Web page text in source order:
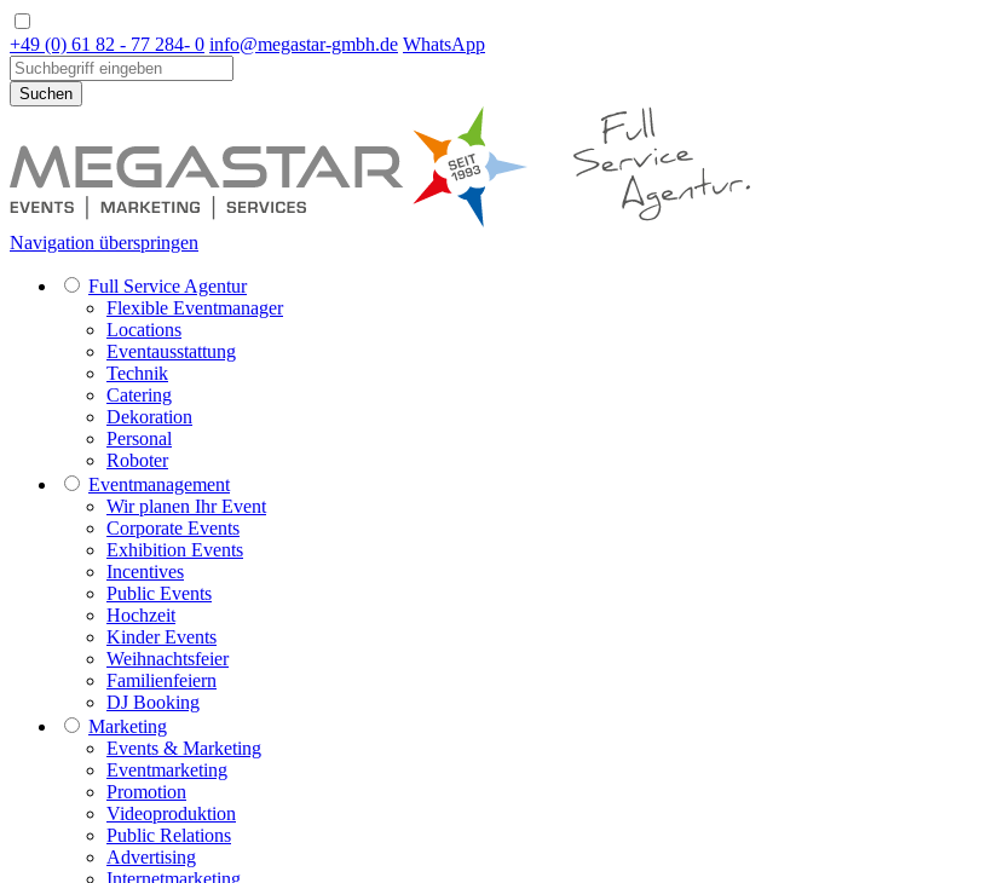
+49 (0) 61 82 - 77 284- 0 info@megastar-gmbh.de WhatsApp
Suchen
Navigation überspringen
Full Service Agentur
Flexible Eventmanager
Locations
Eventausstattung
Technik
Catering
Dekoration
Personal
Roboter
Eventmanagement
Wir planen Ihr Event
Corporate Events
Exhibition Events
Incentives
Public Events
Hochzeit
Kinder Events
Weihnachtsfeier
Familienfeiern
DJ Booking
Marketing
Events & Marketing
Eventmarketing
Promotion
Videoproduktion
Public Relations
Advertising
Internetmarketing